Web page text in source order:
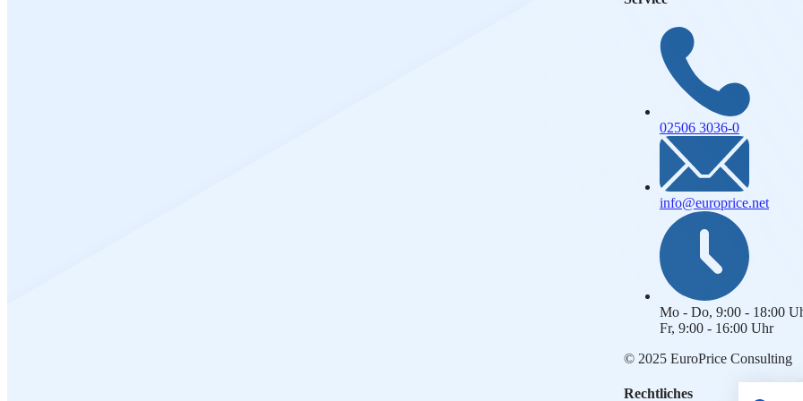
02506 3036-0
info@europrice.net
Mo - Do, 9:00 - 18:00
Fr, 9:00 - 16:00 Uhr
© 2025 EuroPrice Consulting
Rechtliches